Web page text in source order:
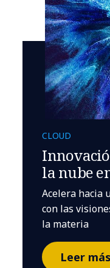
CLOUD
la nube
Acelera hacia
con las
la materia
Leer más